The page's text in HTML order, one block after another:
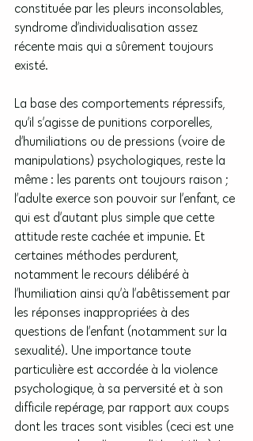
constituée par les pleurs inconsolables,
syndrome d’individualisation assez
récente mais qui a sûrement toujours
existé.
La base des comportements répressifs,
qu’il s’agisse de punitions corporelles,
d’humiliations ou de pressions (voire de
manipulations) psychologiques, reste la
même : les parents ont toujours raison ;
l’adulte exerce son pouvoir sur l’enfant, ce
qui est d’autant plus simple que cette
attitude reste cachée et impunie. Et
certaines méthodes perdurent,
notamment le recours délibéré à
l’humiliation ainsi qu’à l’abêtissement par
les réponses inappropriées à des
questions de l’enfant (notamment sur la
sexualité). Une importance toute
particulière est accordée à la violence
psychologique, à sa perversité et à son
difficile repérage, par rapport aux coups
dont les traces sont visibles (ceci est une